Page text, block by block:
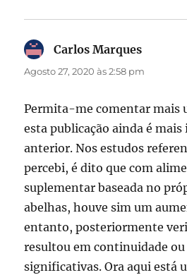
Carlos Marques
Agosto 27, 2020 às 2:58 pm
Permita-me comentar mais
esta publicação ainda é
anterior. Nos estudos
percebi, é dito que com
suplementar baseada no
abelhas, houve sim um
entanto, posteriormente
resultou em continuidade
significativas. Ora aqui está